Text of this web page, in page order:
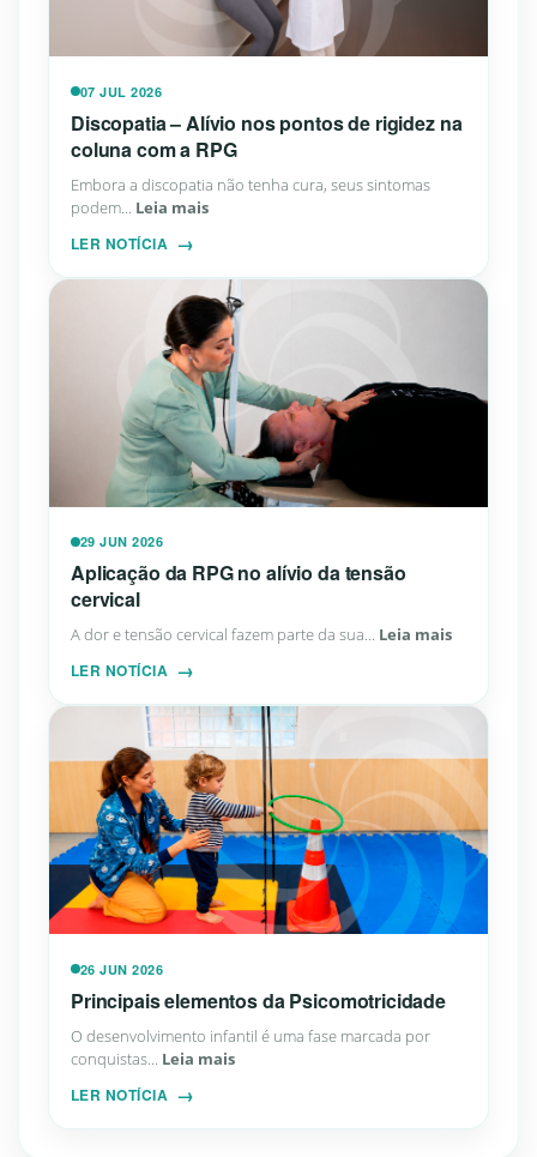
07 JUL 2026
Discopatia – Alívio nos pontos de rigidez na
coluna com a RPG
Embora a discopatia não tenha cura, seus sintomas
podem... Leia mais
LER NOTÍCIA
29 JUN 2026
Aplicação da RPG no alívio da tensão
cervical
A dor e tensão cervical fazem parte da sua... Leia mais
LER NOTÍCIA
26 JUN 2026
Principais elementos da Psicomotricidade
O desenvolvimento infantil é uma fase marcada por
conquistas... Leia mais
LER NOTÍCIA